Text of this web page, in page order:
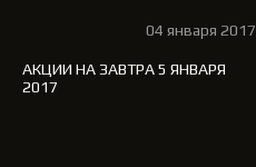
04 января 2017
АКЦИИ НА ЗАВТРА 5 ЯНВАРЯ
2017